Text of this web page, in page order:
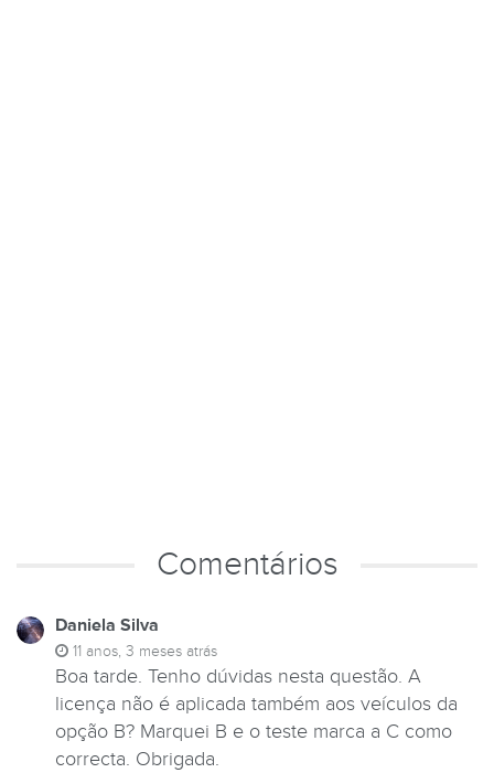
Comentários
Daniela Silva
11 anos, 3 meses atrás
Boa tarde. Tenho dúvidas nesta questão. A
licença não é aplicada também aos veículos da
opção B? Marquei B e o teste marca a C como
correcta. Obrigada.